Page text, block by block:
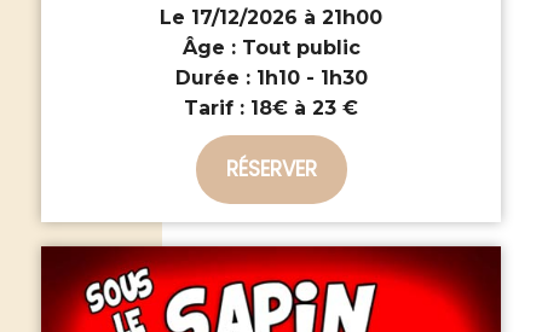
Le 17/12/2026 à 21h00
Âge :Tout public
Durée :1h10 - 1h30
Tarif : 18€ à 23 €
RÉSERVER